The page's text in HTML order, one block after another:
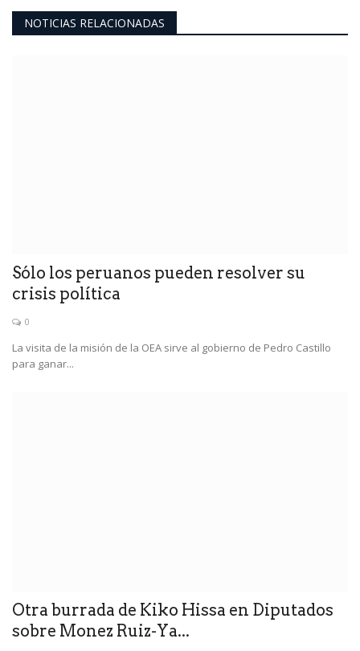
NOTICIAS RELACIONADAS
Sólo los peruanos pueden resolver su
crisis política
0
La visita de la misión de la OEA sirve al gobierno de Pedro Castillo
para ganar...
Otra burrada de Kiko Hissa en Diputados
sobre Monez Ruiz-Ya...